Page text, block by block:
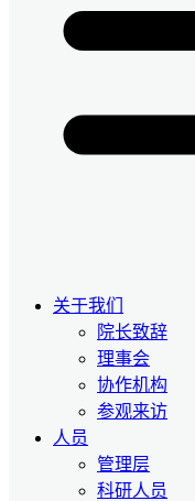
关于我们
院长致辞
理事会
协作机构
参观来访
人员
管理层
科研人员